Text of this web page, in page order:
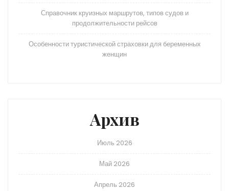
Справочник круизных маршрутов, типов судов и
продолжительности рейсов
Особенности туристической страховки для беременных
женщин
Архив
Июль 2026
Май 2026
Апрель 2026